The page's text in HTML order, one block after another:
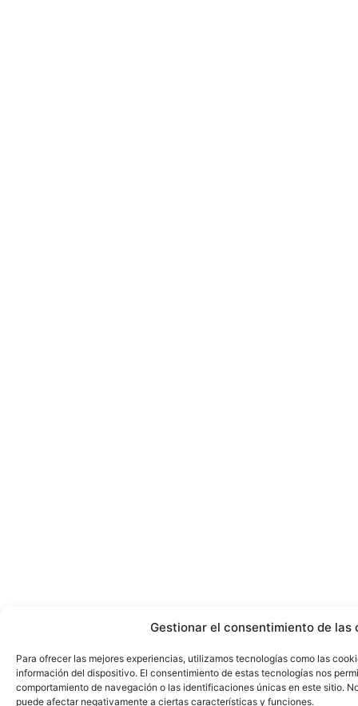
Gestionar el consentimiento de las
Para ofrecer las mejores experiencias, utilizamos tecnologías como las
información del dispositivo. El consentimiento de estas tecnologías nos
comportamiento de navegación o las identificaciones únicas en este sitio.
puede afectar negativamente a ciertas características y funciones.